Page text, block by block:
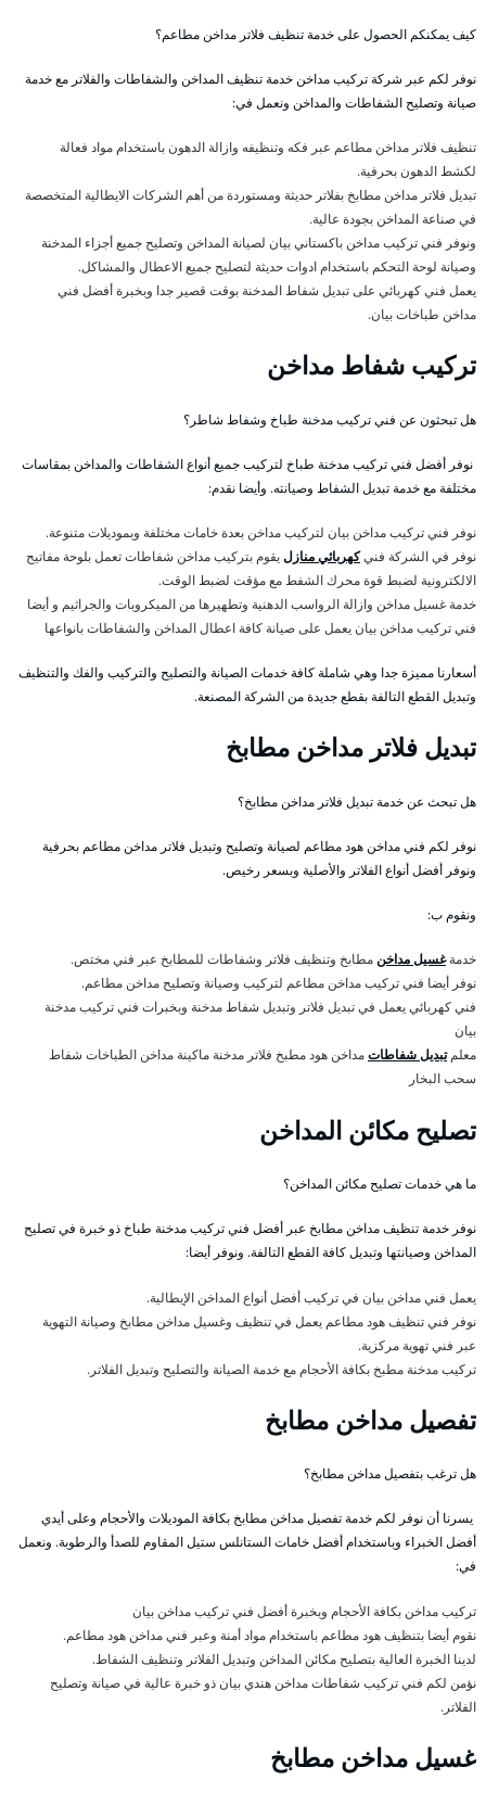
كيف يمكنكم الحصول على خدمة تنظيف فلاتر مداخن مطاعم؟
نوفر لكم عبر شركة تركيب مداخن خدمة تنظيف المداخن والشفاطات والفلاتر مع خدمة
صيانة وتصليح الشفاطات والمداخن ونعمل في:
تنظيف فلاتر مداخن مطاعم عبر فكه وتنظيفه وازالة الدهون باستخدام مواد فعالة
لكشط الدهون بحرفية.
تبديل فلاتر مداخن مطابخ بفلاتر حديثة ومستوردة من أهم الشركات الايطالية المتخصصة
في صناعة المداخن بجودة عالية.
ونوفر فني تركيب مداخن باكستاني بيان لصيانة المداخن وتصليح جميع أجزاء المدخنة
وصيانة لوحة التحكم باستخدام ادوات حديثة لتصليح جميع الاعطال والمشاكل.
يعمل فني كهربائي على تبديل شفاط المدخنة بوقت قصير جدا وبخبرة أفضل فني
مداخن طباخات بيان.
تركيب شفاط مداخن
هل تبحثون عن فني تركيب مدخنة طباخ وشفاط شاطر؟
نوفر أفضل فني تركيب مدخنة طباخ لتركيب جميع أنواع الشفاطات والمداخن بمقاسات
مختلفة مع خدمة تبديل الشفاط وصيانته. وأيضا نقدم:
نوفر فني تركيب مداخن بيان لتركيب مداخن بعدة خامات مختلفة وبموديلات متنوعة.
نوفر في الشركة فنيكهربائي منازليقوم بتركيب مداخن شفاطات تعمل بلوحة مفاتيح
الالكترونية لضبط قوة محرك الشفط مع مؤقت لضبط الوقت.
خدمة غسيل مداخن وازالة الرواسب الدهنية وتطهيرها من الميكروبات والجراثيم و أيضا
فني تركيب مداخن بيان يعمل على صيانة كافة اعطال المداخن والشفاطات بانواعها
أسعارنا مميزة جدا وهي شاملة كافة خدمات الصيانة والتصليح والتركيب والفك والتنظيف
وتبديل القطع التالفة بقطع جديدة من الشركة المصنعة.
تبديل فلاتر مداخن مطابخ
هل تبحث عن خدمة تبديل فلاتر مداخن مطابخ؟
نوفر لكم فني مداخن هود مطاعم لصيانة وتصليح وتبديل فلاتر مداخن مطاعم بحرفية
ونوفر أفضل أنواع الفلاتر والأصلية وبسعر رخيص.
ونقوم ب:
خدمةغسيل مداخنمطابخ وتنظيف فلاتر وشفاطات للمطابخ عبر فني مختص.
نوفر أيضا فني تركيب مداخن مطاعم لتركيب وصيانة وتصليح مداخن مطاعم.
فني كهربائي يعمل في تبديل فلاتر وتبديل شفاط مدخنة وبخبرات فني تركيب مدخنة
بيان
معلمتبديل شفاطاتمداخن هود مطبخ فلاتر مدخنة ماكينة مداخن الطباخات شفاط
سحب البخار
تصليح مكائن المداخن
ما هي خدمات تصليح مكائن المداخن؟
نوفر خدمة تنظيف مداخن مطابخ عبر أفضل فني تركيب مدخنة طباخ ذو خبرة في تصليح
المداخن وصيانتها وتبديل كافة القطع التالفة. ونوفر أيضا:
يعمل فني مداخن بيان في تركيب أفضل أنواع المداخن الإيطالية.
نوفر فني تنظيف هود مطاعم يعمل في تنظيف وغسيل مداخن مطابخ وصيانة التهوية
عبر فني تهوية مركزية.
تركيب مدخنة مطبخ بكافة الأحجام مع خدمة الصيانة والتصليح وتبديل الفلاتر.
تفصيل مداخن مطابخ
هل ترغب بتفصيل مداخن مطابخ؟
يسرنا أن نوفر لكم خدمة تفصيل مداخن مطابخ بكافة الموديلات والأحجام وعلى أيدي
أفضل الخبراء وباستخدام أفضل خامات الستانلس ستيل المقاوم للصدأ والرطوبة. ونعمل
في:
تركيب مداخن بكافة الأحجام وبخبرة أفضل فني تركيب مداخن بيان
نقوم أيضا بتنظيف هود مطاعم باستخدام مواد أمنة وعبر فني مداخن هود مطاعم.
لدينا الخبرة العالية بتصليح مكائن المداخن وتبديل الفلاتر وتنظيف الشفاط.
نؤمن لكم فني تركيب شفاطات مداخن هندي بيان ذو خبرة عالية في صيانة وتصليح
الفلاتر.
غسيل مداخن مطابخ